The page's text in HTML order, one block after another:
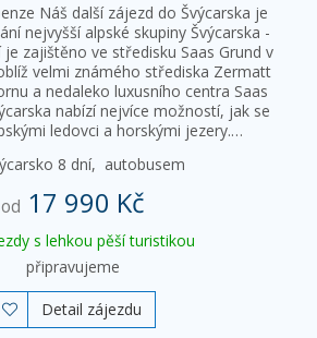
Náš další zájezd do Švýcarska je
nejvyšší alpské skupiny Švýcarska -
je zajištěno ve středisku Saas Grund v
velmi známého střediska Zermatt
a nedaleko luxusního centra Saas
nabízí nejvíce možností, jak se
ledovci a horskými jezery.…
8 dní, autobusem
od 17 990 Kč
s lehkou pěší turistikou
připravujeme
 Detail zájezdu